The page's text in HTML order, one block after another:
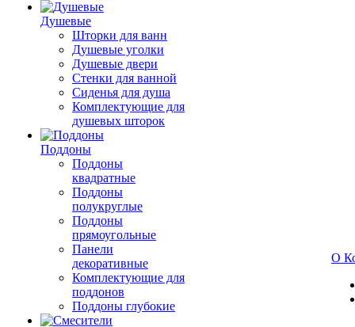
Душевые
Шторки для ванн
Душевые уголки
Душевые двери
Стенки для ванной
Сиденья для душа
Комплектующие для
душевых шторок
Поддоны
Поддоны
квадратные
Поддоны
полукруглые
Поддоны
прямоугольные
Панели
декоративные
Комплектующие для
поддонов
Поддоны глубокие
О